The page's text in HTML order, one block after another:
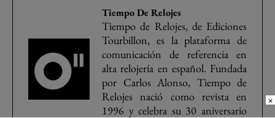
Tiempo De Relojes
Tiempo de Relojes, de Ediciones
Tourbillon, es la plataforma de
comunicación de referencia en
alta relojería en español. Fundada
por Carlos Alonso, Tiempo de
Relojes nació como revista en
1996 y celebra su 30 aniversario
×